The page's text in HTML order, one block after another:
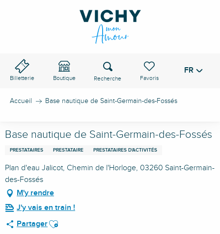
Billetterie Boutique
Voir les favoris
Recherche FR
Accueil Base nautique de Saint-Germain-des-Fossés
Base nautique de Saint-Germain-des-Fossés
PRESTATAIRES PRESTATAIRE PRESTATAIRES D'ACTIVITÉS
Plan d'eau Jalicot, Chemin de l'Horloge, 03260 Saint-Germain-
des-Fossés
M'y rendre
J'y vais en train !
PartagerAjouter aux favoris